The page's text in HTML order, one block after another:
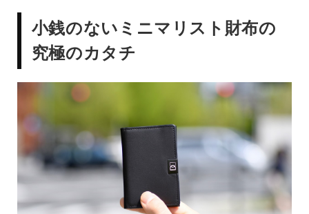
小銭のないミニマリスト財布の
究極のカタチ